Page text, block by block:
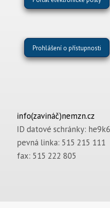
Prohlášení o přístupnosti
info(zavináč)nemzn.cz
ID datové schránky:
pevná linka: 515 215 111
fax: 515 222 805